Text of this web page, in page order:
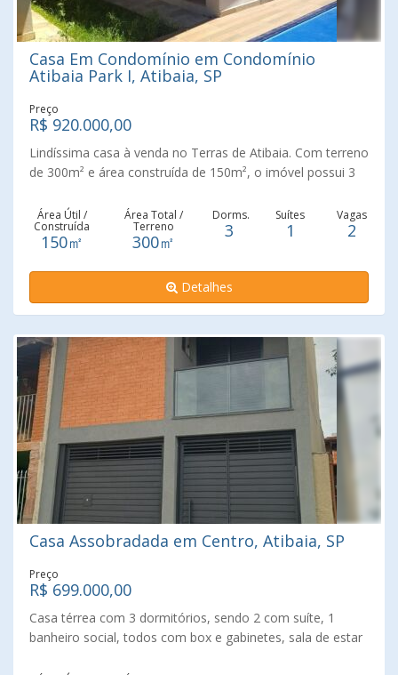
Casa Em Condomínio em Condomínio
Atibaia Park I, Atibaia, SP
Preço
R$ 920.000,00
Lindíssima casa à venda no Terras de Atibaia. Com terreno
de 300m² e área construída de 150m², o imóvel possui 3
cozinha americana, edícula com área gourmet e piscina,
garagem e jardim. O condomínio oferece uma super
infraestrutura, com academia, mercado container, espaço
pet, quadra de tênis, etc... Se você busca um lugar
tranquilo, seguro, contato com a natureza a 15 minutos
de Atibaia, esse imóvel é para você! Não perca essa
Área Útil /
Construída
150㎡
Área Total /
Terreno
300㎡
Dorms.
3
Suítes
1
Vagas
2
Detalhes
Casa Assobradada em Centro, Atibaia, SP
Preço
R$ 699.000,00
Casa térrea com 3 dormitórios, sendo 2 com suíte, 1
banheiro social, todos com box e gabinetes, sala de estar